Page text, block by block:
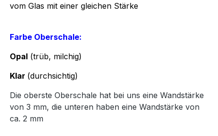
vom Glas mit einer gleichen Stärke
Farbe Oberschale:
Opal (trüb, milchig)
Klar (durchsichtig)
Die oberste Oberschale hat bei uns eine Wandstärke
von 3 mm, die unteren haben eine Wandstärke von
ca. 2 mm